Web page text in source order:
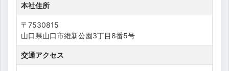
本社住所
〒7530815
山口県山口市維新公園3丁目8番5号
交通アクセス